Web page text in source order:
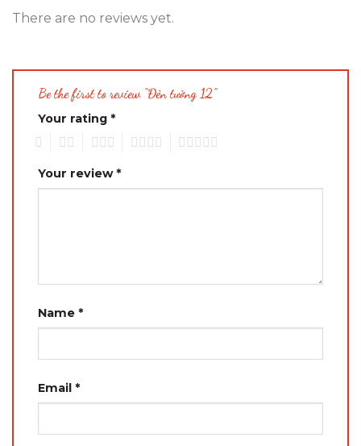
There are no reviews yet.
Be the first to review “Đèn tường 12”
Your rating *
Your review*
Name *
Email *